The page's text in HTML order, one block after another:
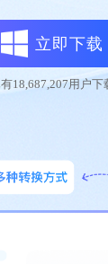
立即下载
18,687,207用户下